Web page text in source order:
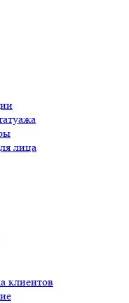
лица
клиентов